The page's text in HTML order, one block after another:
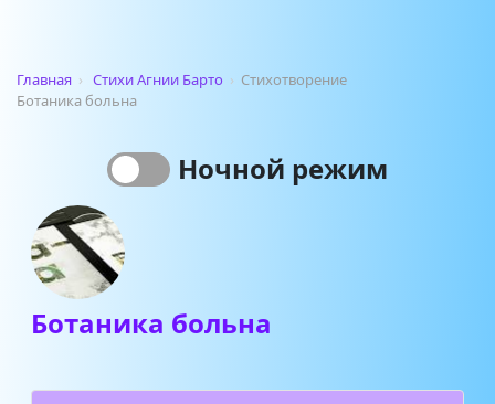
Главная › Стихи Агнии Барто › Стихотворение
Ботаника больна
Ночной режим
Ботаника больна